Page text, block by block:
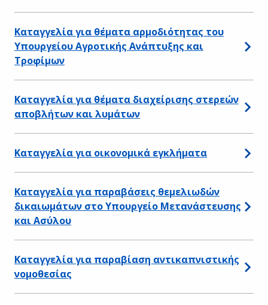
Καταγγελία για θέματα αρμοδιότητας του
Υπουργείου Αγροτικής Ανάπτυξης και
Τροφίμων
Καταγγελία για θέματα διαχείρισης στερεών
αποβλήτων και λυμάτων
Καταγγελία για οικονομικά εγκλήματα
Καταγγελία για παραβάσεις θεμελιωδών
δικαιωμάτων στο Υπουργείο Μετανάστευσης
και Ασύλου
Καταγγελία για παραβίαση αντικαπνιστικής
νομοθεσίας